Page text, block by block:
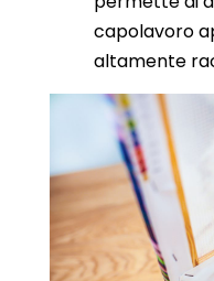
capolavoro
altamente